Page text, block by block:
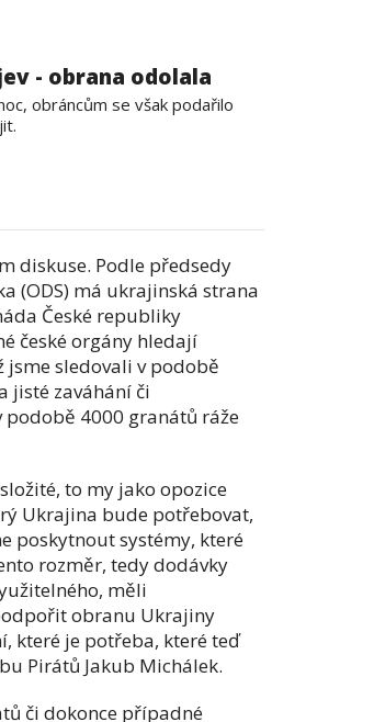
- obrana odolala
obráncům se však podařilo
diskuse. Podle předsedy
(ODS) má ukrajinská strana
České republiky
české orgány hledají
sledovali v podobě
jisté zaváhání či
4000 granátů ráže
to my jako opozice
Ukrajina bude potřebovat,
poskytnout systémy, které
rozměr, tedy dodávky
měli
obranu Ukrajiny
které je potřeba, které teď
Pirátů Jakub Michálek.
či dokonce případné